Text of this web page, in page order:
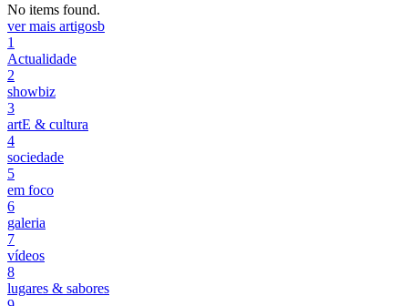
No items found.
ver mais artigosb
1
Actualidade
2
showbiz
3
artE & cultura
4
sociedade
5
em foco
6
galeria
7
vídeos
8
lugares & sabores